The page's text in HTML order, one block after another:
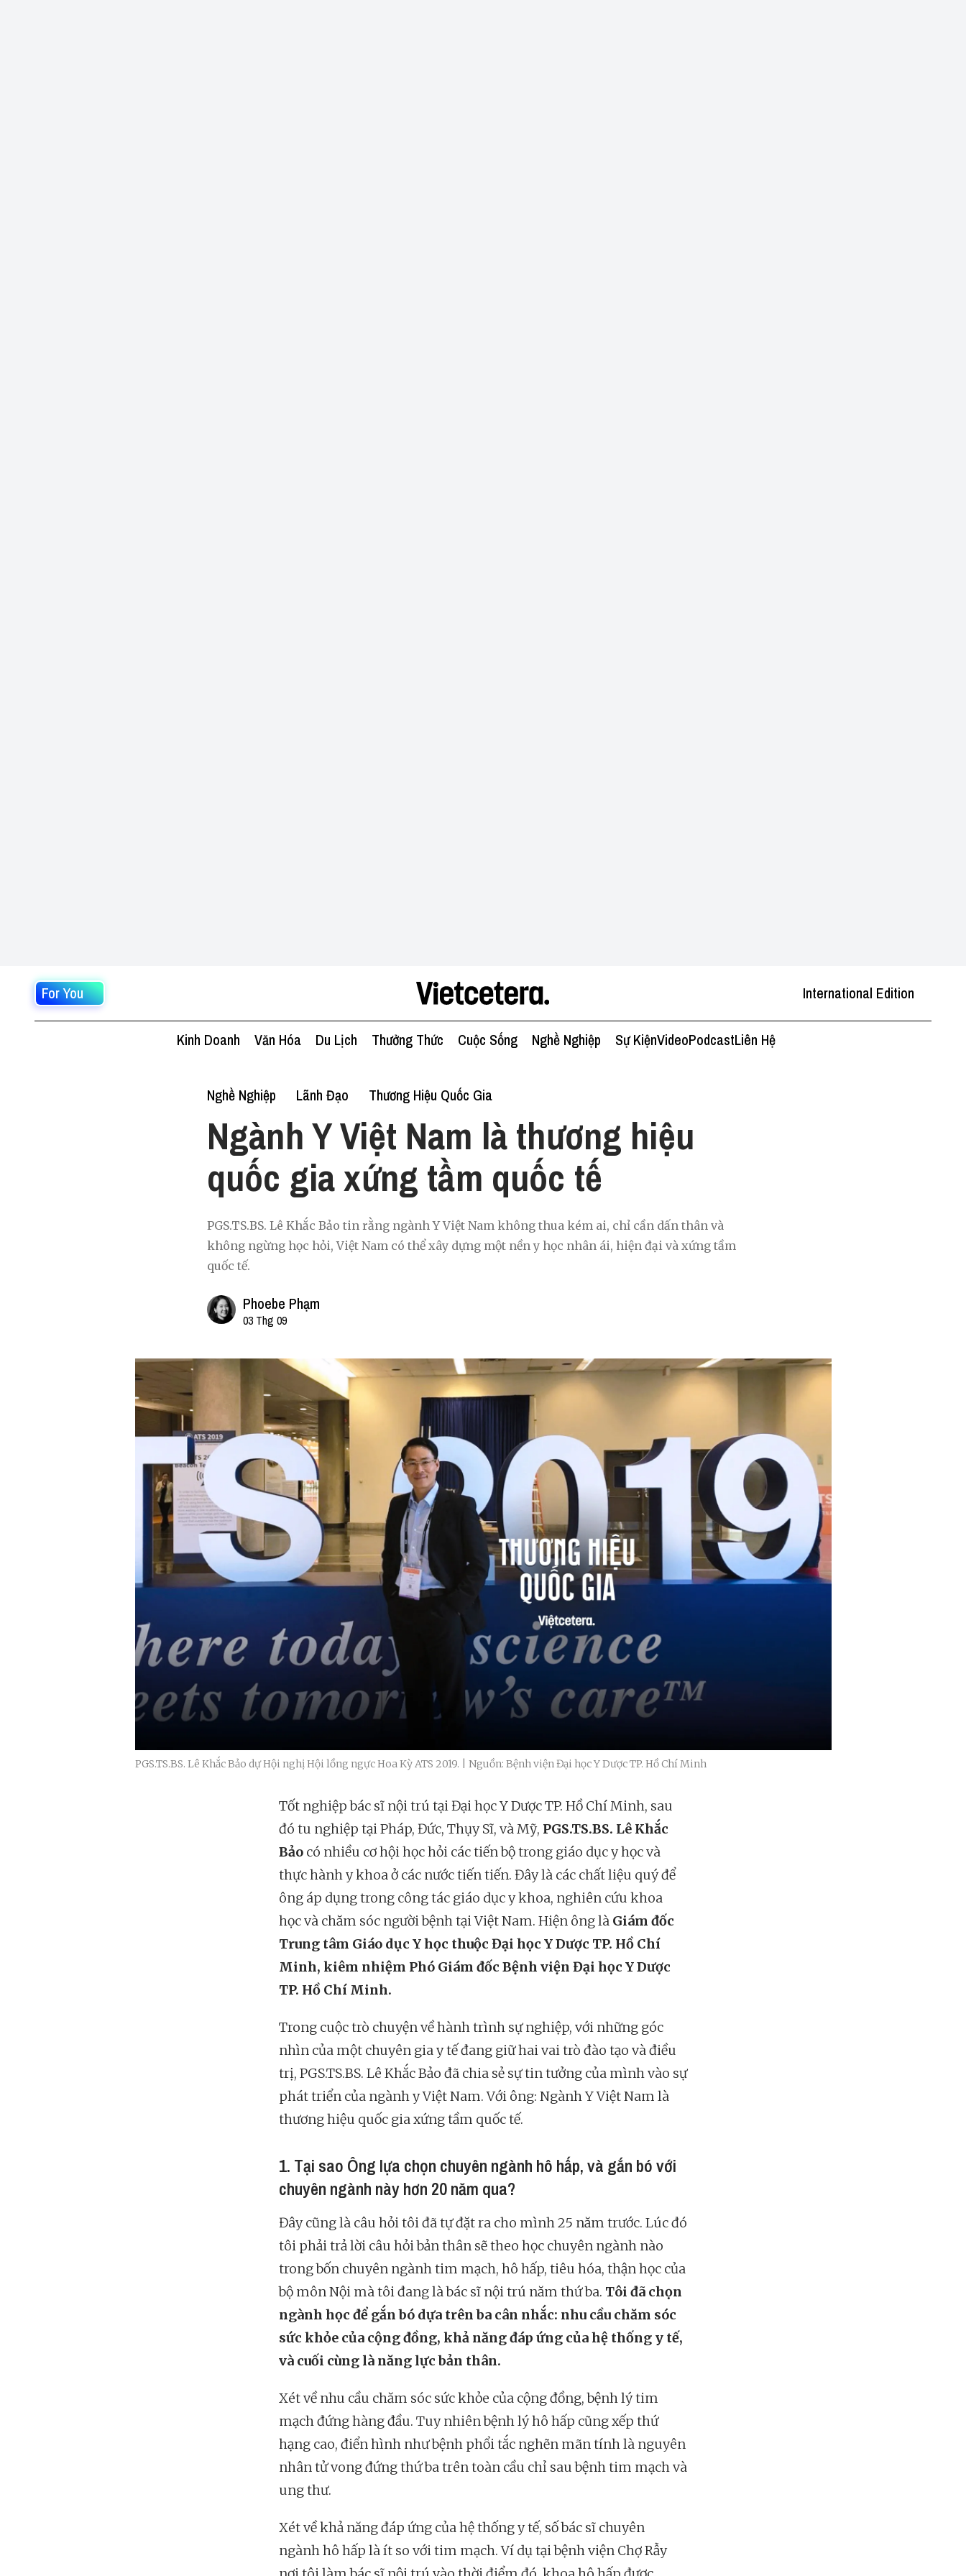
For You International Edition
Kinh Doanh Văn Hóa Du Lịch Thưởng Thức Cuộc Sống Nghề Nghiệp Sự KiệnVideoPodcastLiên Hệ
Nghề Nghiệp Lãnh Đạo Thương Hiệu Quốc Gia
Ngành Y Việt Nam là thương hiệu
quốc gia xứng tầm quốc tế
PGS.TS.BS. Lê Khắc Bảo tin rằng ngành Y Việt Nam không thua kém ai, chỉ cần dấn thân và
không ngừng học hỏi, Việt Nam có thể xây dựng một nền y học nhân ái, hiện đại và xứng tầm
quốc tế.
Phoebe Phạm
03 Thg 09
PGS.TS.BS. Lê Khắc Bảo dự Hội nghị Hội lồng ngực Hoa Kỳ ATS 2019. | Nguồn: Bệnh viện Đại học Y Dược TP. Hồ Chí Minh
Tốt nghiệp bác sĩ nội trú tại Đại học Y Dược TP. Hồ Chí Minh, sau
đó tu nghiệp tại Pháp, Đức, Thụy Sĩ, và Mỹ, PGS.TS.BS. Lê Khắc
Bảo có nhiều cơ hội học hỏi các tiến bộ trong giáo dục y học và
thực hành y khoa ở các nước tiến tiến. Đây là các chất liệu quý để
ông áp dụng trong công tác giáo dục y khoa, nghiên cứu khoa
học và chăm sóc người bệnh tại Việt Nam. Hiện ông là Giám đốc
Trung tâm Giáo dục Y học thuộc Đại học Y Dược TP. Hồ Chí
Minh, kiêm nhiệm Phó Giám đốc Bệnh viện Đại học Y Dược
TP. Hồ Chí Minh.
Trong cuộc trò chuyện về hành trình sự nghiệp, với những góc
nhìn của một chuyên gia y tế đang giữ hai vai trò đào tạo và điều
trị, PGS.TS.BS. Lê Khắc Bảo đã chia sẻ sự tin tưởng của mình vào sự
phát triển của ngành y Việt Nam. Với ông: Ngành Y Việt Nam là
thương hiệu quốc gia xứng tầm quốc tế.
1. Tại sao Ông lựa chọn chuyên ngành hô hấp, và gắn bó với
chuyên ngành này hơn 20 năm qua?
Đây cũng là câu hỏi tôi đã tự đặt ra cho mình 25 năm trước. Lúc đó
tôi phải trả lời câu hỏi bản thân sẽ theo học chuyên ngành nào
trong bốn chuyên ngành tim mạch, hô hấp, tiêu hóa, thận học của
bộ môn Nội mà tôi đang là bác sĩ nội trú năm thứ ba. Tôi đã chọn
ngành học để gắn bó dựa trên ba cân nhắc: nhu cầu chăm sóc
sức khỏe của cộng đồng, khả năng đáp ứng của hệ thống y tế,
và cuối cùng là năng lực bản thân.
Xét về nhu cầu chăm sóc sức khỏe của cộng đồng, bệnh lý tim
mạch đứng hàng đầu. Tuy nhiên bệnh lý hô hấp cũng xếp thứ
hạng cao, điển hình như bệnh phổi tắc nghẽn mãn tính là nguyên
nhân tử vong đứng thứ ba trên toàn cầu chỉ sau bệnh tim mạch và
ung thư.
Xét về khả năng đáp ứng của hệ thống y tế, số bác sĩ chuyên
ngành hô hấp là ít so với tim mạch. Ví dụ tại bệnh viện Chợ Rẫy